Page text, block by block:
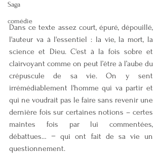
Saga
comédie
Dans ce texte assez court, épuré, dépouillé,
l'auteur va à l'essentiel : la vie, la mort, la
science et Dieu. C'est à la fois sobre et
clairvoyant comme on peut l’être à l’aube du
crépuscule de sa vie. On y sent
irrémédiablement l'homme qui va partir et
qui ne voudrait pas le faire sans revenir une
dernière fois sur certaines notions – certes
maintes fois par lui commentées,
débattues… − qui ont fait de sa vie un
questionnement.